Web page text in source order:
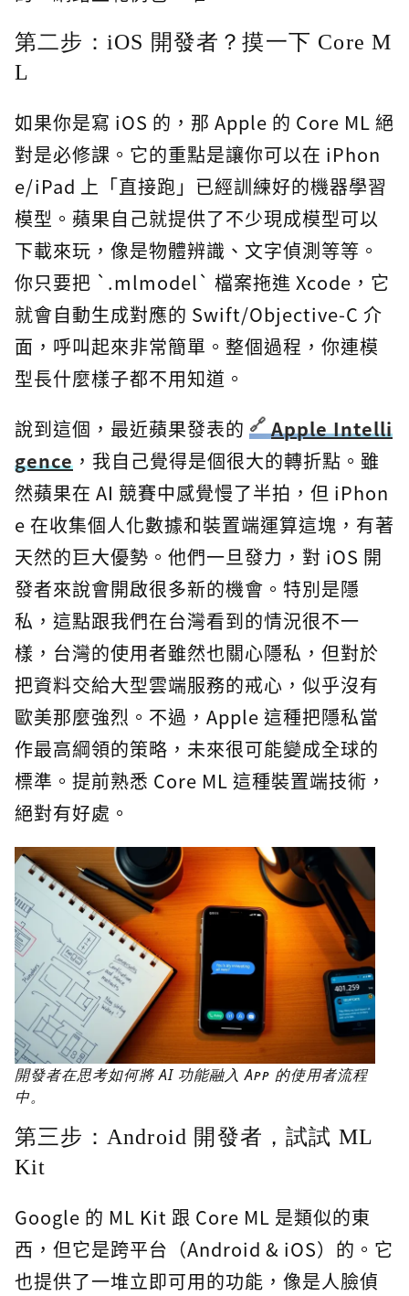
第二步：iOS 開發者？摸一下 Core M
L
如果你是寫 iOS 的，那 Apple 的 Core ML 絕
對是必修課。它的重點是讓你可以在 iPhon
e/iPad 上「直接跑」已經訓練好的機器學習
模型。蘋果自己就提供了不少現成模型可以
下載來玩，像是物體辨識、文字偵測等等。
你只要把 `.mlmodel` 檔案拖進 Xcode，它
就會自動生成對應的 Swift/Objective-C 介
面，呼叫起來非常簡單。整個過程，你連模
型長什麼樣子都不用知道。
說到這個，最近蘋果發表的
Apple Intelli
gence ，我自己覺得是個很大的轉折點。雖
然蘋果在 AI 競賽中感覺慢了半拍，但 iPhon
e 在收集個人化數據和裝置端運算這塊，有著
天然的巨大優勢。他們一旦發力，對 iOS 開
發者來說會開啟很多新的機會。特別是隱
私，這點跟我們在台灣看到的情況很不一
樣，台灣的使用者雖然也關心隱私，但對於
把資料交給大型雲端服務的戒心，似乎沒有
歐美那麼強烈。不過，Apple 這種把隱私當
作最高綱領的策略，未來很可能變成全球的
標準。提前熟悉 Core ML 這種裝置端技術，
絕對有好處。
開發者在思考如何將 AI 功能融入 App 的使用者流程
中。
第三步：Android 開發者，試試 ML
Kit
Google 的 ML Kit 跟 Core ML 是類似的東
西，但它是跨平台（Android & iOS）的。它
也提供了一堆立即可用的功能，像是人臉偵